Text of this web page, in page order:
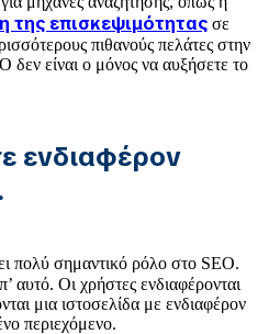
της επισκεψιμότητας σε
πιθανούς πελάτες στην
είναι ο μόνος να αυξήσετε το
ενδιαφέρον
.
πολύ σημαντικό ρόλο στο SEO.
αυτό. Οι χρήστες ενδιαφέρονται
μια ιστοσελίδα με ενδιαφέρον
περιεχόμενο.